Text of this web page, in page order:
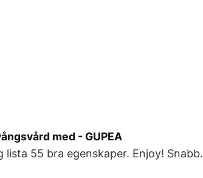
med - GUPEA
55 bra egenskaper. Enjoy! Snabb.